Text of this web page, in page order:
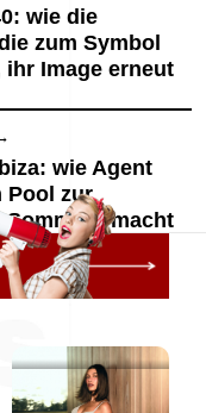
wie die
zum Symbol
Image erneut
wie Agent
Pool zur
Sommers macht